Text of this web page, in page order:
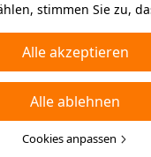
stimmen Sie zu,
für Werbezwecke auf
können Sie auch über
ablehnen oder
akzeptieren oder
jederzeit in Ihren
auf „Cookies
Alle akzeptieren
Alle ablehnen
Cookies anpassen